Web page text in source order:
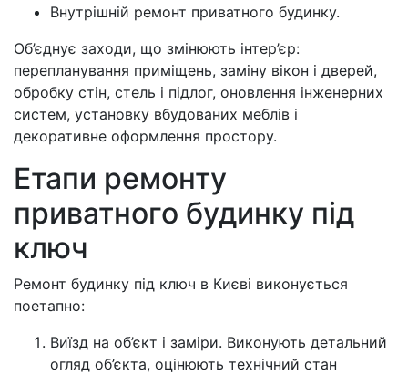
Внутрішній ремонт приватного будинку.
Об’єднує заходи, що змінюють інтер’єр:
перепланування приміщень, заміну вікон і дверей,
обробку стін, стель і підлог, оновлення інженерних
систем, установку вбудованих меблів і
декоративне оформлення простору.
Етапи ремонту
приватного будинку під
ключ
Ремонт будинку під ключ в Києві виконується
поетапно:
Виїзд на об’єкт і заміри. Виконують детальний
огляд об’єкта, оцінюють технічний стан